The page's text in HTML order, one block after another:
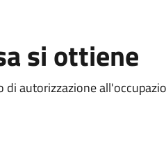
si ottiene
di autorizzazione